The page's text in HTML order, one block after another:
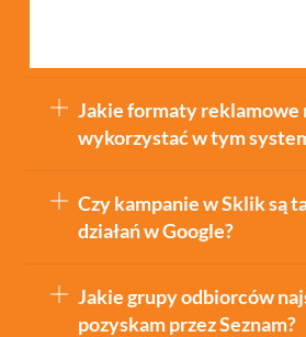
Jakie formaty reklamowe
wykorzystać w tym
Czy kampanie w Sklik są
działań w Google?
Jakie grupy odbiorców
pozyskam przez Seznam?